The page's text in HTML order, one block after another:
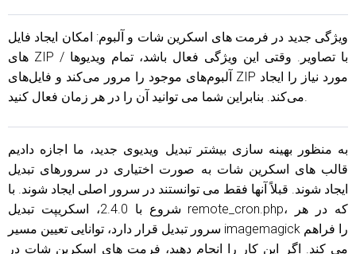
ویژگی جدید در فرمت های اسکرین شات و آلبوم: امکان ایجاد فایل
های ZIP با تصاویر. وقتی این ویژگی فعال باشد، تمام ویدیوها /
آلبوم‌های موجود را مرور می‌کند و فایل‌های ZIP مورد نیاز را ایجاد
می‌کند. بنابراین شما می توانید آن را در هر زمان فعال کنید.
به منظور بهینه سازی بیشتر تبدیل ویدیوی جدید، ما اجازه دادیم
قالب های اسکرین شات به صورت اختیاری در سرورهای تبدیل
ایجاد شوند. قبلاً آنها فقط می توانستند در سرور اصلی ایجاد شوند. با
شروع با 2.4.0، اسکریپت تبدیل remote_cron.php، که در هر
سرور تبدیل قرار دارد، توانایی تعیین مسیر imagemagick را فراهم
می کند. اگر این کار را انجام دهید، فرمت های اسکرین شات در